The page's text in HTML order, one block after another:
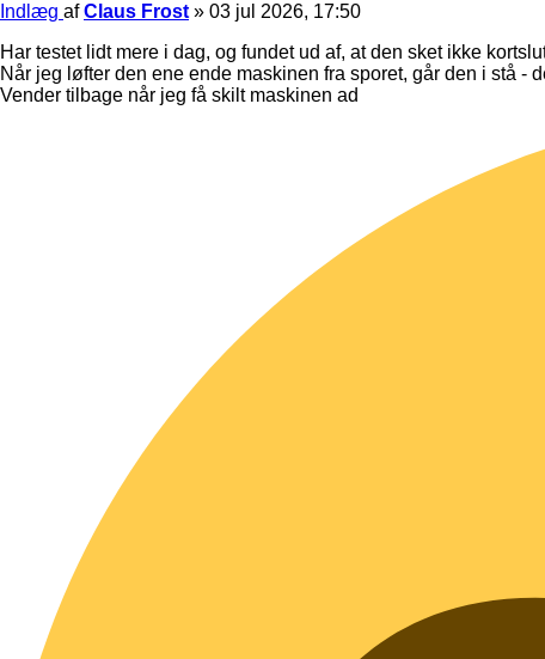
Indlæg afClaus Frost » 03 jul 2026, 17:50
Har testet lidt mere i dag, og fundet ud af, at den sket ikke
Når jeg løfter den ene ende maskinen fra sporet, går den i stå -
Vender tilbage når jeg få skilt maskinen ad